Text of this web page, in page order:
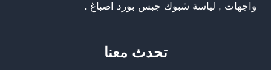
واجهات , لياسة شبوك جبس بورد اصباغ .
تحدث معنا